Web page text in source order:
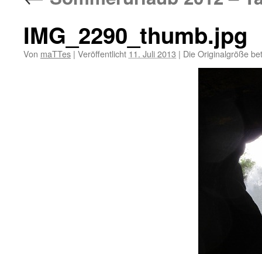
IMG_2290_thumb.jpg
Von maTTes | Veröffentlicht 11. Juli 2013 | Die Originalgröße